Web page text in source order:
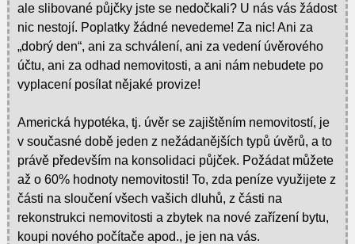
ale slibované půjčky jste se nedočkali? U nás vás žádost
nic nestojí. Poplatky žádné nevedeme! Za nic! Ani za
„dobrý den“, ani za schválení, ani za vedení úvěrového
účtu, ani za odhad nemovitosti, a ani nám nebudete po
vyplacení posílat nějaké provize!
Americká hypotéka, tj. úvěr se zajištěním nemovitostí, je
v současné době jeden z nežádanějších typů úvěrů, a to
právě především na konsolidaci půjček. Požádat můžete
až o 60% hodnoty nemovitosti! To, zda peníze využijete z
části na sloučení všech vašich dluhů, z části na
rekonstrukci nemovitosti a zbytek na nové zařízení bytu,
koupi nového počítače apod., je jen na vás.